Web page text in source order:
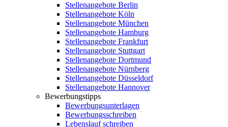
Stellenangebote Berlin
Stellenangebote Köln
Stellenangebote München
Stellenangebote Hamburg
Stellenangebote Frankfurt
Stellenangebote Stuttgart
Stellenangebote Dortmund
Stellenangebote Nürnberg
Stellenangebote Düsseldorf
Stellenangebote Hannover
Bewerbungstipps
Bewerbungsunterlagen
Bewerbungsschreiben
Lebenslauf schreiben